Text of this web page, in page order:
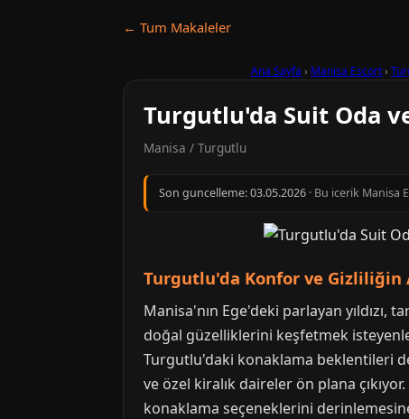
← Tum Makaleler
Ana Sayfa › Manisa Escort›
Turgutlu'da Suit Oda
Manisa / Turgutlu
Son guncelleme:03.05.2026 · Bu icerik
Turgutlu'da Konfor ve Gizliliğin
Manisa'nın Ege'deki parlayan yıldızı,
doğal güzelliklerini keşfetmek
Turgutlu'daki konaklama beklentileri
ve özel kiralık daireler ön plana
konaklama seçeneklerini